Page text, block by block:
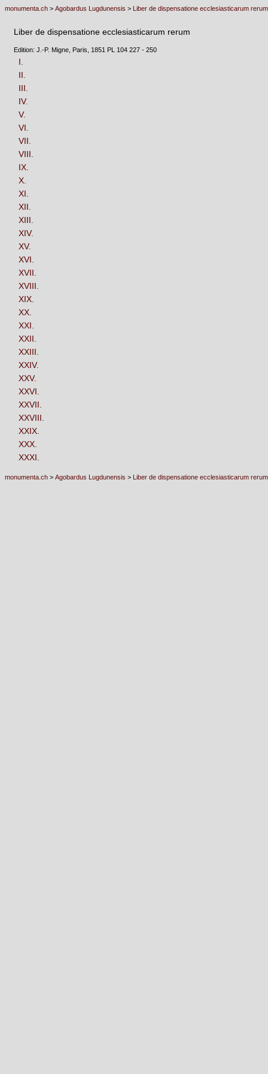
monumenta.ch > Agobardus Lugdunensis > Liber de dispensatione ecclesiasticarum rerum
Liber de dispensatione ecclesiasticarum rerum
Edition: J.-P. Migne, Paris, 1851 PL 104 227 - 250
I.
II.
III.
IV.
V.
VI.
VII.
VIII.
IX.
X.
XI.
XII.
XIII.
XIV.
XV.
XVI.
XVII.
XVIII.
XIX.
XX.
XXI.
XXII.
XXIII.
XXIV.
XXV.
XXVI.
XXVII.
XXVIII.
XXIX.
XXX.
XXXI.
monumenta.ch > Agobardus Lugdunensis > Liber de dispensatione ecclesiasticarum rerum